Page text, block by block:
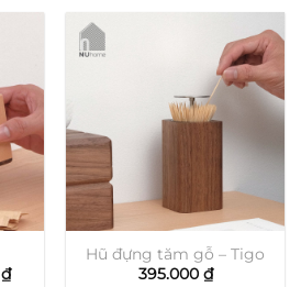
đến
425.000 ₫
đến
₫Khoảng
Hũ đựng tăm gỗ – Tigo
395.000 ₫